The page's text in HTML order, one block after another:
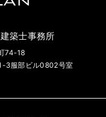
築士事務所
74-18
3服部ビル0802号室